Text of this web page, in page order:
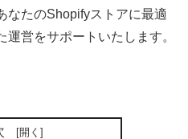
なたのShopifyストアに最適
営をサポートいたします。